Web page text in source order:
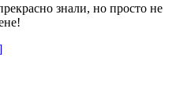
знали, но просто не